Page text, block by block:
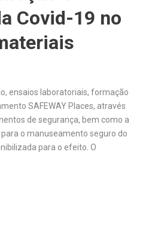
Covid-19 no
ensaios laboratoriais, formação
SAFEWAY Places, através
de segurança, bem como a
o manuseamento seguro do
para o efeito. O